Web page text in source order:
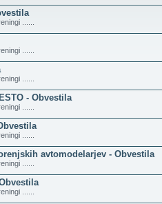
......
......
......
- Obvestila
......
......
avtomodelarjev - Obvestila
......
......